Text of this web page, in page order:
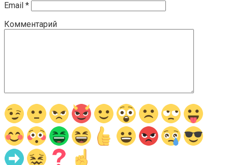
Email *
Комментарий